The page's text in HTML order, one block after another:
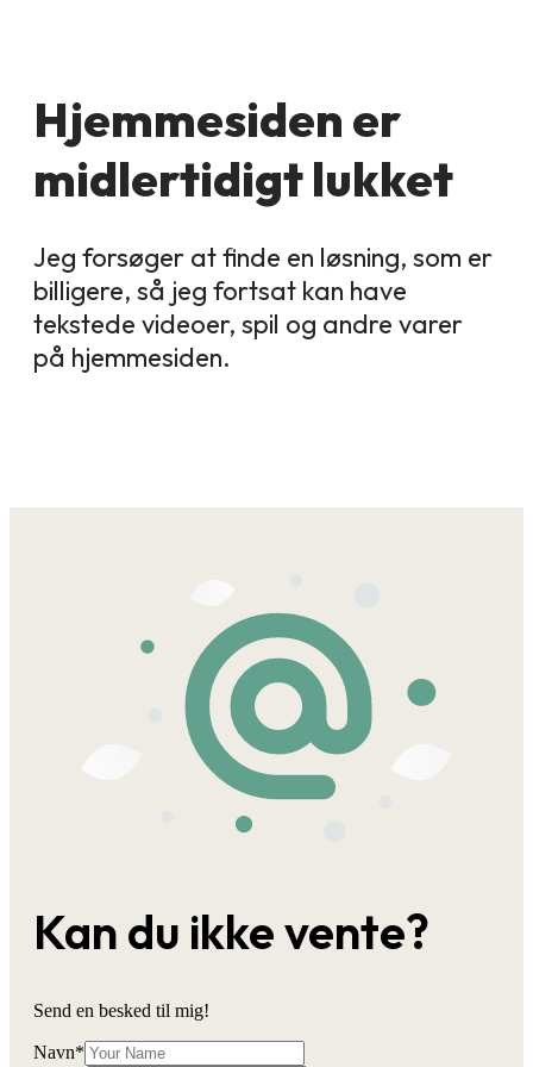
Hjemmesiden er
midlertidigt lukket
Jeg forsøger at finde en løsning, som er
billigere, så jeg fortsat kan have
tekstede videoer, spil og andre varer
på hjemmesiden.
Kan du ikke vente?
Send en besked til mig!
Navn*